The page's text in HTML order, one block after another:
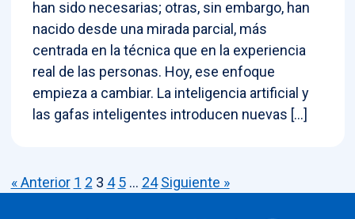
han sido necesarias; otras, sin embargo, han
nacido desde una mirada parcial, más
centrada en la técnica que en la experiencia
real de las personas. Hoy, ese enfoque
empieza a cambiar. La inteligencia artificial y
las gafas inteligentes introducen nuevas […]
« Anterior 1 2 3 4 5 … 24 Siguiente »